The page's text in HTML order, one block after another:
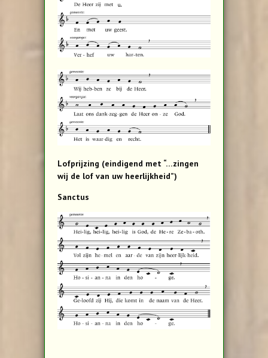
Lofprijzing (eindigend met “…zingen
wij de lof van uw heerlijkheid”)
Sanctus